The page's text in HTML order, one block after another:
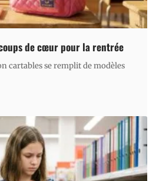
de cœur pour la rentrée
cartables se remplit de modèles